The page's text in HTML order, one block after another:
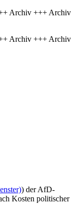
Archiv +++ Archiv
Archiv +++ Archiv
) der AfD-
Kosten politischer